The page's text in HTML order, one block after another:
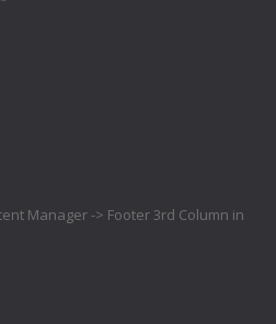
Manager -> Footer 3rd Column in